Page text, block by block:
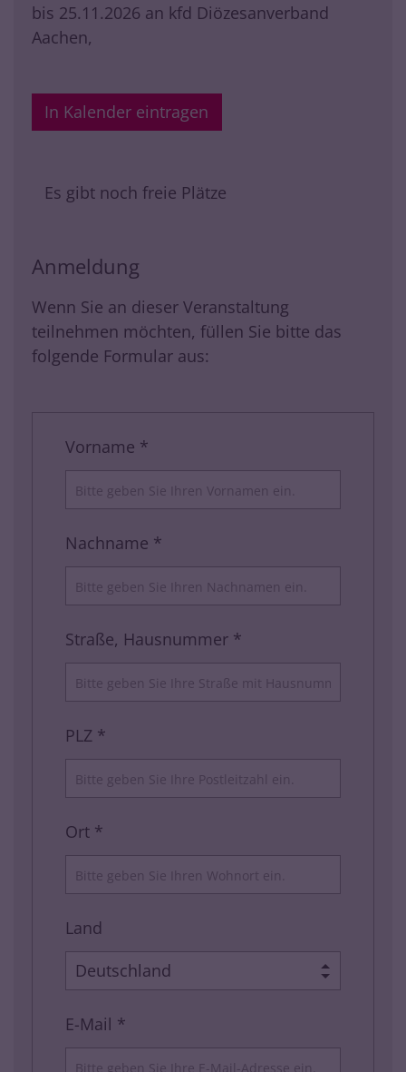
bis 25.11.2026 an kfd Diözesanverband
Aachen,
In Kalender eintragen
Es gibt noch freie Plätze
Anmeldung
Wenn Sie an dieser Veranstaltung
teilnehmen möchten, füllen Sie bitte das
folgende Formular aus:
Vorname *
Nachname *
Straße, Hausnummer *
PLZ *
Ort *
Land
E-Mail *